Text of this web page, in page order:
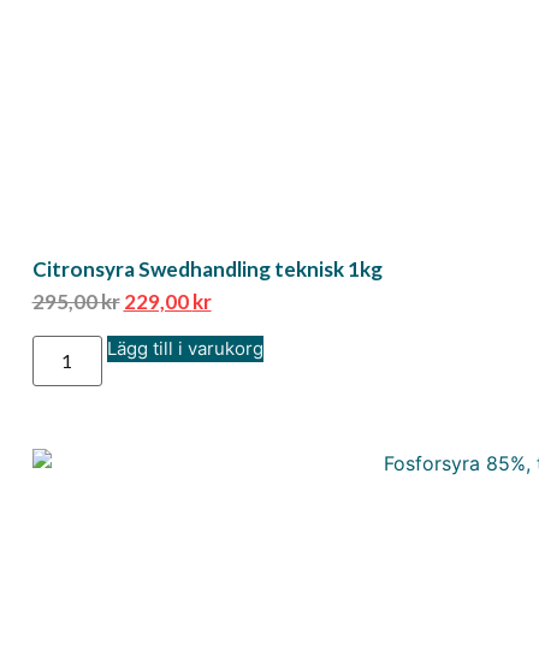
Citronsyra Swedhandling teknisk 1kg
295,00kr 229,00kr
Lägg till i varukorg